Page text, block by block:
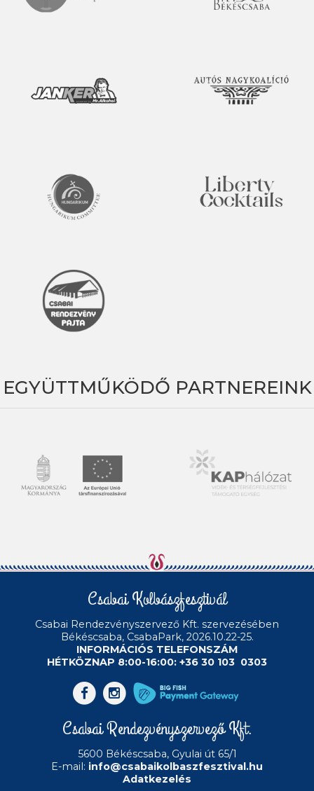
EGYÜTTMŰKÖDŐ PARTNEREINK
Csabai Kolbászfesztivál
Csabai Rendezvényszervező Kft. szervezésében
Békéscsaba, CsabaPark, 2026.10.22-25.
INFORMÁCIÓS TELEFONSZÁM
HÉTKÖZNAP 8:00-16:00: +36 30 103 0303
Csabai Rendezvényszervező Kft.
5600 Békéscsaba, Gyulai út 65/1
E-mail: info@csabaikolbaszfesztival.hu
Adatkezelés